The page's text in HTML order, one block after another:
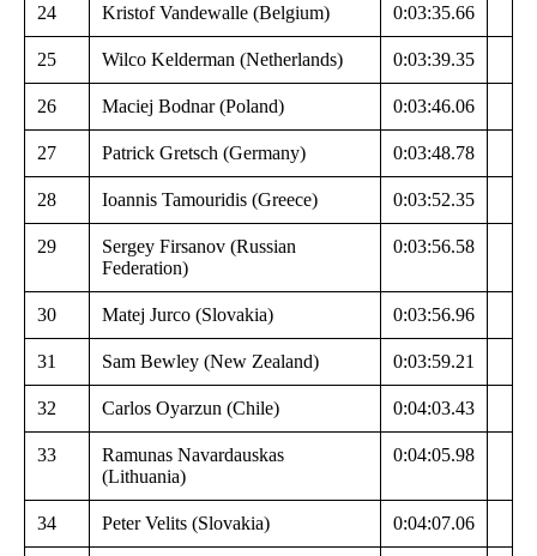
24 Kristof Vandewalle (Belgium) 0:03:35.66
25 Wilco Kelderman (Netherlands) 0:03:39.35
26 Maciej Bodnar (Poland) 0:03:46.06
27 Patrick Gretsch (Germany) 0:03:48.78
28 Ioannis Tamouridis (Greece) 0:03:52.35
29
Sergey Firsanov (Russian
Federation)
0:03:56.58
30 Matej Jurco (Slovakia) 0:03:56.96
31 Sam Bewley (New Zealand) 0:03:59.21
32 Carlos Oyarzun (Chile) 0:04:03.43
33
Ramunas Navardauskas
(Lithuania)
0:04:05.98
34 Peter Velits (Slovakia) 0:04:07.06